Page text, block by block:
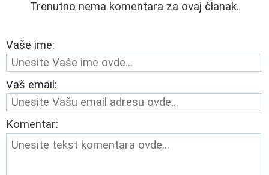
Trenutno nema komentara za ovaj članak.
Vaše ime:
Vaš email:
Komentar: